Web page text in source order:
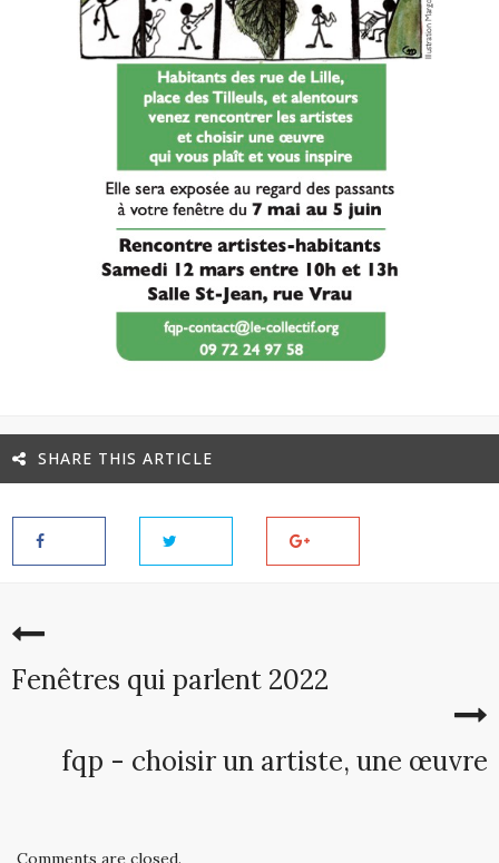
SHARE THIS ARTICLE
Fenêtres qui parlent 2022
fqp - choisir un artiste, une œuvre
Comments are closed.